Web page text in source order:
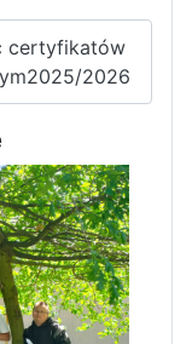
certyfikatów
2026